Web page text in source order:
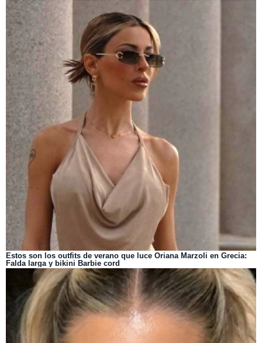
Estos son los outfits de verano que luce Oriana Marzoli en Grecia:
Falda larga y bikini Barbie cord